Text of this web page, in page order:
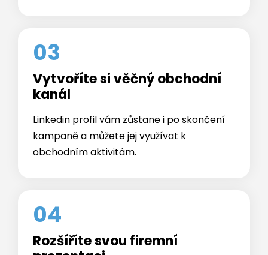
03
Vytvoříte si věčný obchodní
kanál
Linkedin profil vám zůstane i po skončení
kampaně a můžete jej využívat k
obchodním aktivitám.
04
Rozšíříte svou firemní